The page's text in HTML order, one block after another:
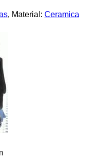
, Material: Ceramica